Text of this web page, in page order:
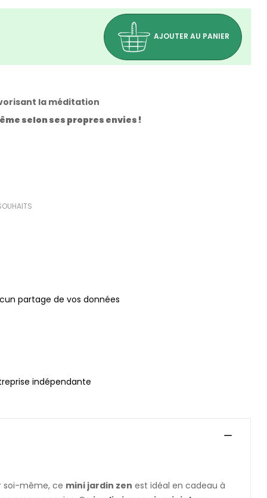
AJOUTER AU PANIER
la méditation
selon ses propres envies !
partage de vos données
indépendante
soi-même, ce mini jardin zen est idéal en cadeau à